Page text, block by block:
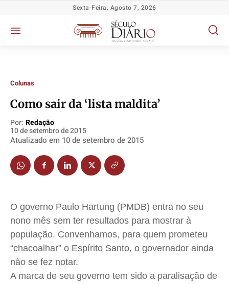
Política
Socioeconômicas
TV Século
Educação
Segurança
Meio Ambiente
Saúde
Política
Socioeconômicas
TV Século
Educação
Segurança
Meio Ambiente
Saúde
Política
Socioeconômicas
TV Século
Educação
Segurança
Meio Ambiente
Saúde
Política
Socioeconômicas
TV Século
Educação
Segurança
Meio Ambiente
Saúde
Sexta-Feira, Agosto 7, 2026
Colunas
Como sair da ‘lista maldita’
Por: Redação
10 de setembro de 2015
Atualizado em 10 de setembro de 2015
O governo Paulo Hartung (PMDB) entra no seu
nono mês sem ter resultados para mostrar à
população. Convenhamos, para quem prometeu
“chacoalhar” o Espírito Santo, o governador ainda
não se fez notar.
A marca de seu governo tem sido a paralisação de